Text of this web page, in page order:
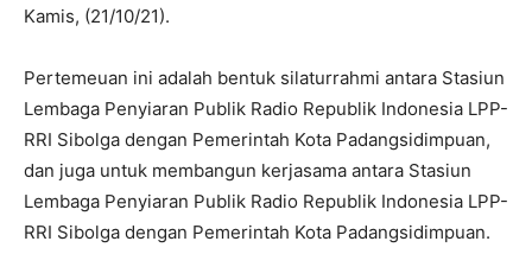
Kamis, (21/10/21).
Pertemeuan ini adalah bentuk silaturrahmi antara Stasiun
Lembaga Penyiaran Publik Radio Republik Indonesia LPP-
RRI Sibolga dengan Pemerintah Kota Padangsidimpuan,
dan juga untuk membangun kerjasama antara Stasiun
Lembaga Penyiaran Publik Radio Republik Indonesia LPP-
RRI Sibolga dengan Pemerintah Kota Padangsidimpuan.